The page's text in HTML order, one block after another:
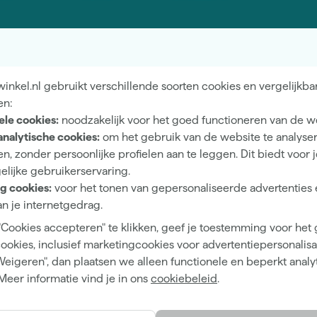
gebruikt verschillende soorten cookies en
cookies: noodzakelijk voor het goed functioneren van de
cookies: om het gebruik van de website te
zonder persoonlijke profielen aan te leggen. Dit biedt voor
gebruikerservaring.
cookies: voor het tonen van gepersonaliseerde advertenties
je internetgedrag.
accepteren" te klikken, geef je toestemming voor het
inclusief marketingcookies voor
dan plaatsen we alleen functionele en beperkt
informatie vind je in ons cookiebeleid.
van Nederland.
wat je project ook is.
Showroom in
Maandag t/m vrijdag